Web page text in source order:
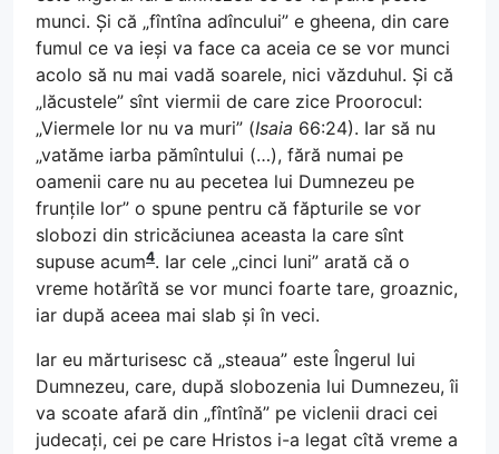
munci. Și că „fîntîna adîncului” e gheena, din care
fumul ce va ieși va face ca aceia ce se vor munci
acolo să nu mai vadă soarele, nici văzduhul. Și că
„lăcustele” sînt viermii de care zice Proorocul:
„Viermele lor nu va muri” (Isaia 66:24). Iar să nu
„vatăme iarba pămîntului (…), fără numai pe
oamenii care nu au pecetea lui Dumnezeu pe
frunțile lor” o spune pentru că făpturile se vor
slobozi din stricăciunea aceasta la care sînt
supuse acum4. Iar cele „cinci luni” arată că o
vreme hotărîtă se vor munci foarte tare, groaznic,
iar după aceea mai slab și în veci.
Iar eu mărturisesc că „steaua” este Îngerul lui
Dumnezeu, care, după slobozenia lui Dumnezeu, îi
va scoate afară din „fîntînă” pe viclenii draci cei
judecați, cei pe care Hristos i-a legat cîtă vreme a